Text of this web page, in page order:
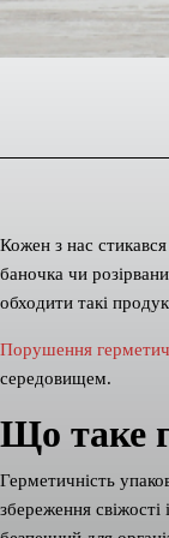
Кожен з нас
баночка чи
обходити такі
Порушення
середовищем.
Що таке
Герметичність
збереження